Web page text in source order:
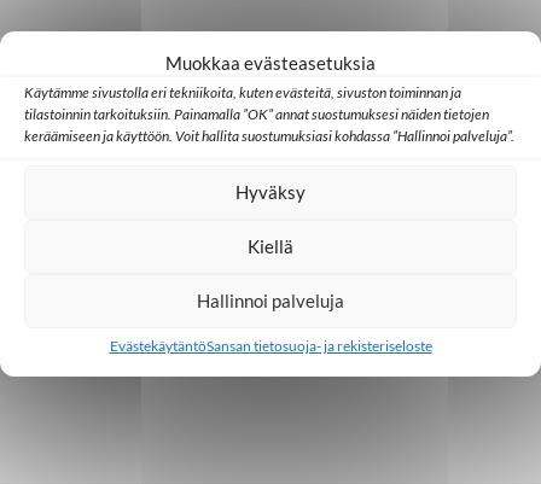
Muokkaa evästeasetuksia
Käytämme sivustolla eri tekniikoita, kuten evästeitä, sivuston toiminnan ja
tilastoinnin tarkoituksiin. Painamalla ”OK” annat suostumuksesi näiden tietojen
keräämiseen ja käyttöön. Voit hallita suostumuksiasi kohdassa ”Hallinnoi palveluja”.
Hyväksy
Kiellä
Hallinnoi palveluja
EvästekäytäntöSansan tietosuoja- ja rekisteriseloste